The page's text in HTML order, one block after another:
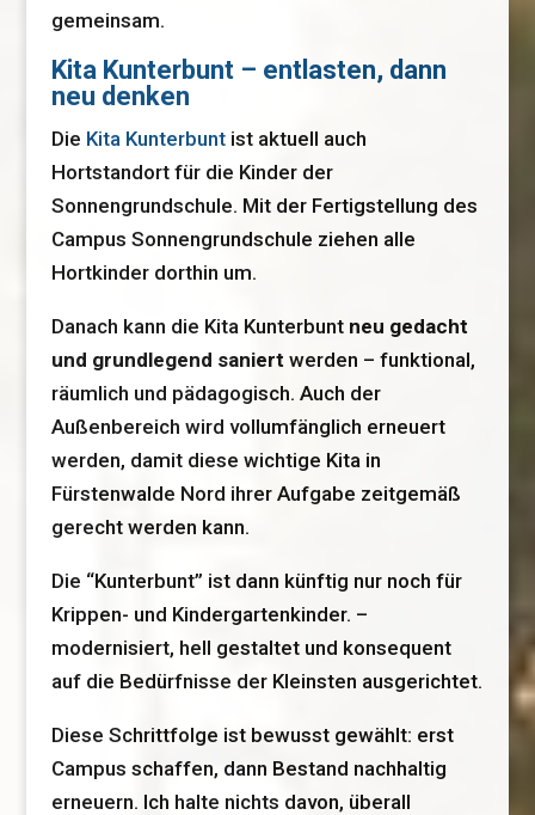
gemeinsam.
Kita Kunterbunt – entlasten, dann
neu denken
Die Kita Kunterbuntist aktuell auch
Hortstandort für die Kinder der
Sonnengrundschule. Mit der Fertigstellung des
Campus Sonnengrundschule ziehen alle
Hortkinder dorthin um.
Danach kann die Kita Kunterbunt neu gedacht
und grundlegend saniert werden – funktional,
räumlich und pädagogisch. Auch der
Außenbereich wird vollumfänglich erneuert
werden, damit diese wichtige Kita in
Fürstenwalde Nord ihrer Aufgabe zeitgemäß
gerecht werden kann.
Die “Kunterbunt” ist dann künftig nur noch für
Krippen- und Kindergartenkinder. –
modernisiert, hell gestaltet und konsequent
auf die Bedürfnisse der Kleinsten ausgerichtet.
Diese Schrittfolge ist bewusst gewählt: erst
Campus schaffen, dann Bestand nachhaltig
erneuern. Ich halte nichts davon, überall